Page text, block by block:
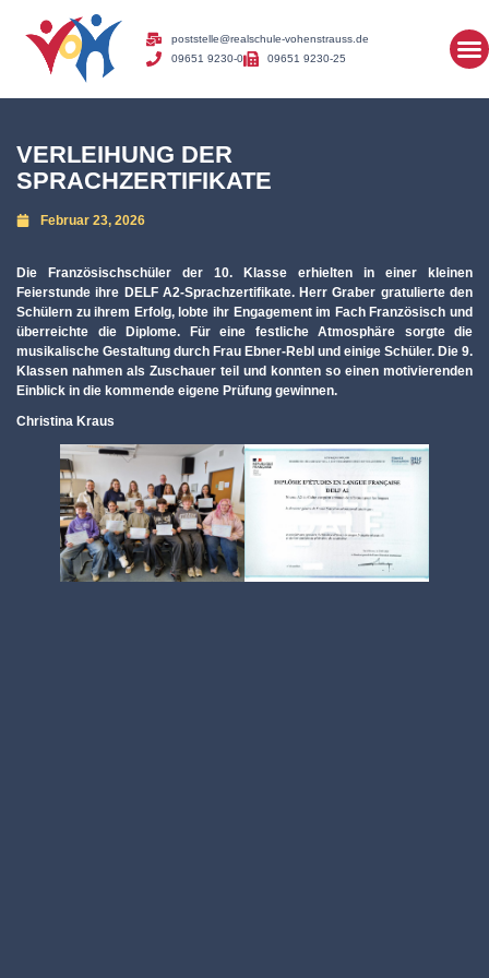
poststelle@realschule-vohenstrauss.de
09651 9230-0
09651 9230-25
VERLEIHUNG DER
SPRACHZERTIFIKATE
Februar 23, 2026
Die Französischschüler der 10. Klasse erhielten in einer kleinen
Feierstunde ihre DELF A2-Sprachzertifikate. Herr Graber gratulierte den
Schülern zu ihrem Erfolg, lobte ihr Engagement im Fach Französisch und
überreichte die Diplome. Für eine festliche Atmosphäre sorgte die
musikalische Gestaltung durch Frau Ebner-Rebl und einige Schüler. Die 9.
Klassen nahmen als Zuschauer teil und konnten so einen motivierenden
Einblick in die kommende eigene Prüfung gewinnen.
Christina Kraus